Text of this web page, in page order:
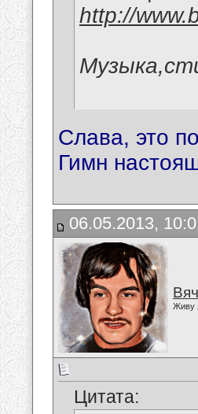
http://
Слава, это
Гимн
06.05.2013,
Живу
Цитата: